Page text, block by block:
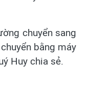
chuyển sang
bằng máy
Huy chia sẻ.